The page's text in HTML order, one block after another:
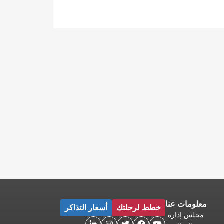
معلومات عنا
مجلس إدارة
خطط لرحلتك أسعار التذاكر